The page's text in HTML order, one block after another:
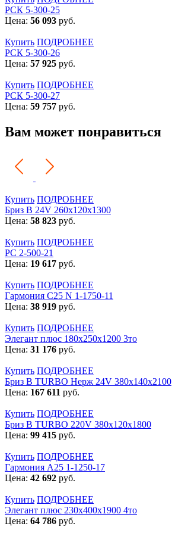
РСК 5-300-25
Цена: 56 093 руб.
Купить ПОДРОБНЕЕ
РСК 5-300-26
Цена: 57 925 руб.
Купить ПОДРОБНЕЕ
РСК 5-300-27
Цена: 59 757 руб.
Вам может понравиться
Купить ПОДРОБНЕЕ
Бриз В 24V 260x120x1300
Цена: 58 823 руб.
Купить ПОДРОБНЕЕ
РС 2-500-21
Цена: 19 617 руб.
Купить ПОДРОБНЕЕ
Гармония С25 N 1-1750-11
Цена: 38 919 руб.
Купить ПОДРОБНЕЕ
Элегант плюс 180x250x1200 3то
Цена: 31 176 руб.
Купить ПОДРОБНЕЕ
Бриз В TURBO Нерж 24V 380х140х2100
Цена: 167 611 руб.
Купить ПОДРОБНЕЕ
Бриз В TURBO 220V 380х120х1800
Цена: 99 415 руб.
Купить ПОДРОБНЕЕ
Гармония А25 1-1250-17
Цена: 42 692 руб.
Купить ПОДРОБНЕЕ
Элегант плюс 230x400x1900 4то
Цена: 64 786 руб.